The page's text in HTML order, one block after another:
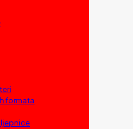
formata